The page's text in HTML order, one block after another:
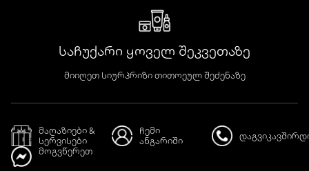
საჩუქარი ყოველ შეკვეთაზე
მიიღეთ სიურპრიზი თითოეულ შეძენაზე
მაღაზიები &
სერვისები
ჩემი
ანგარიში
მოგვწერეთ